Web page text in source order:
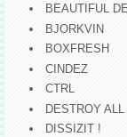
BEAUTIFUL
BJORKVIN
BOXFRESH
CINDEZ
CTRL
DESTROY
DISSIZIT !